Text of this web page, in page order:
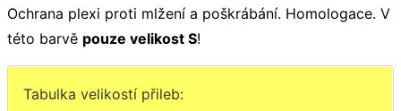
Ochrana plexi proti mlžení a poškrábání. Homologace. V
této barvě pouze velikost S!
Tabulka velikostí přileb: